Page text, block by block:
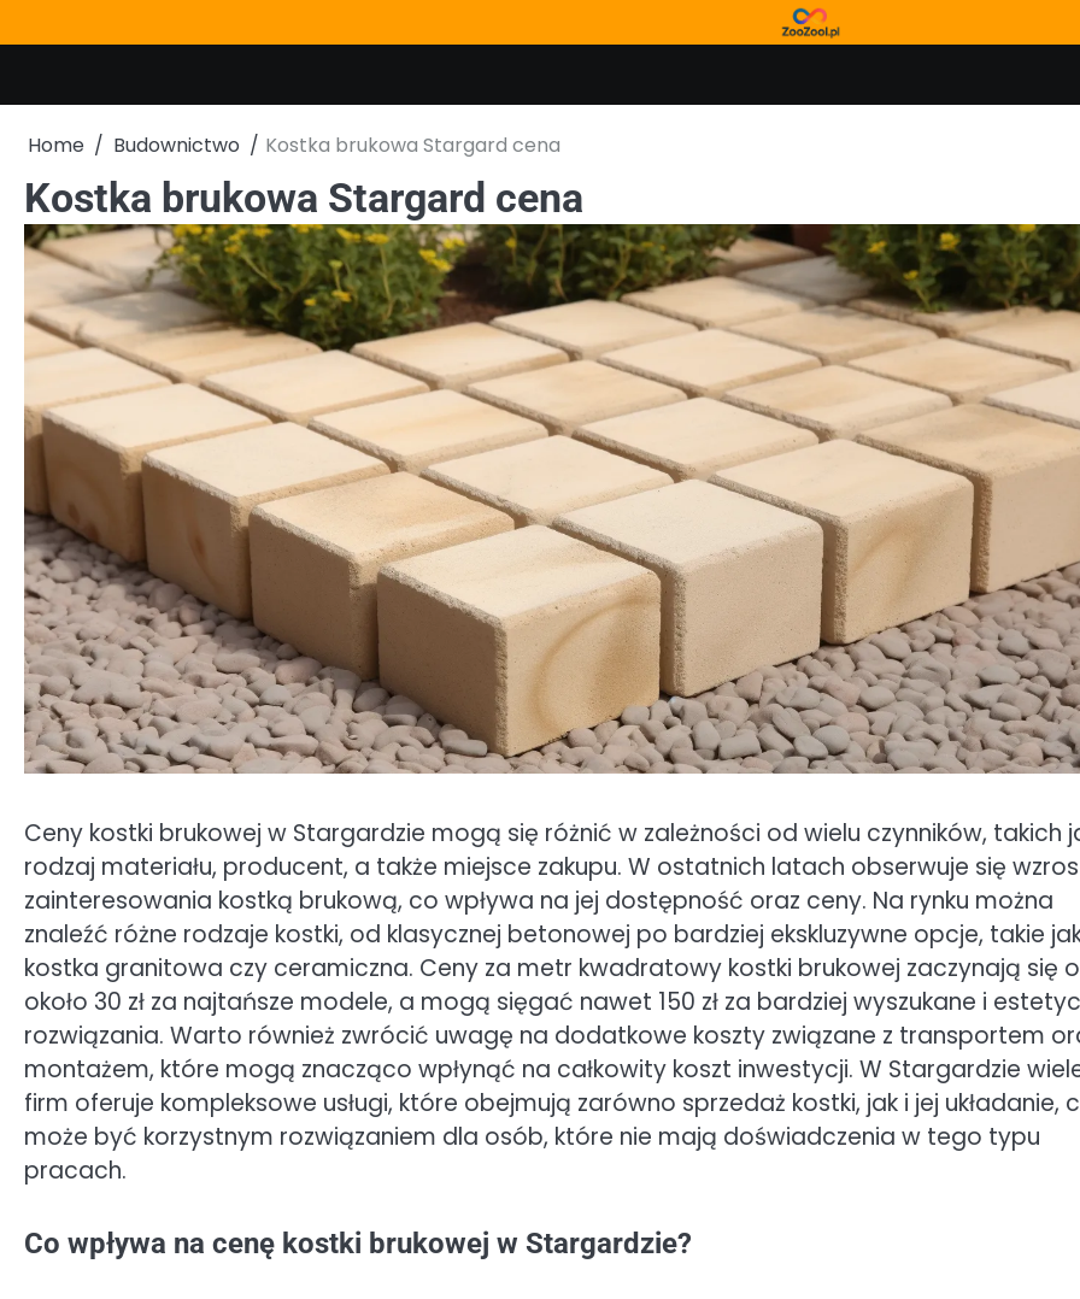
to
Home Budownictwo Kostka brukowa Stargard cena
Kostka brukowa Stargard cena
Ceny kostki brukowej w Stargardzie mogą się różnić w zależności od wielu czynników, takich
rodzaj materiału, producent, a także miejsce zakupu. W ostatnich latach obserwuje się
zainteresowania kostką brukową, co wpływa na jej dostępność oraz ceny. Na rynku można
znaleźć różne rodzaje kostki, od klasycznej betonowej po bardziej ekskluzywne opcje, takie
kostka granitowa czy ceramiczna. Ceny za metr kwadratowy kostki brukowej zaczynają się
około 30 zł za najtańsze modele, a mogą sięgać nawet 150 zł za bardziej wyszukane i
rozwiązania. Warto również zwrócić uwagę na dodatkowe koszty związane z transportem
montażem, które mogą znacząco wpłynąć na całkowity koszt inwestycji. W Stargardzie
firm oferuje kompleksowe usługi, które obejmują zarówno sprzedaż kostki, jak i jej układanie,
może być korzystnym rozwiązaniem dla osób, które nie mają doświadczenia w tego typu
pracach.
Co wpływa na cenę kostki brukowej w Stargardzie?